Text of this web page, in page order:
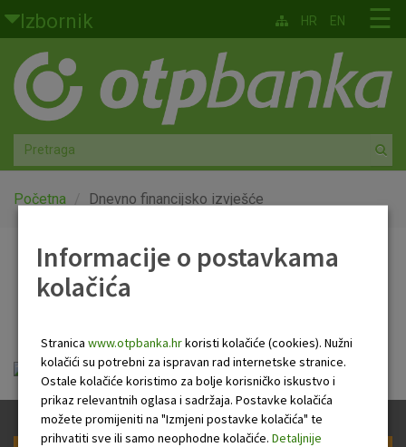
Skoči na glavni sadržaj
Izbornik
Građani
Privatno bankarstvo
Agro
Mala poduzeća i obrtnici
Globalna tržišta
O nama
☰
HR EN
Početna Dnevno financijsko izvješće
Dnevno financijsko
OTP Dnevno financijsko izvješće.pdf
Informacije o postavkama
kolačića
Stranica www.otpbanka.hrkoristi kolačiće (cookies). Nužni
kolačići su potrebni za ispravan rad internetske stranice.
Ostale kolačiće koristimo za bolje korisničko iskustvo i
prikaz relevantnih oglasa i sadržaja. Postavke kolačića
možete promijeniti na "Izmjeni postavke kolačića" te
prihvatiti sve ili samo neophodne kolačiće. Detaljnije